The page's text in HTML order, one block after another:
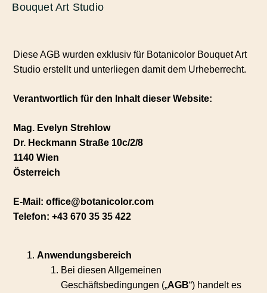
Bouquet Art Studio
Diese AGB wurden exklusiv für Botanicolor Bouquet Art
Studio erstellt und unterliegen damit dem Urheberrecht.
Verantwortlich für den Inhalt dieser Website:
Mag. Evelyn Strehlow
Dr. Heckmann Straße 10c/2/8
1140 Wien
Österreich
E-Mail: office@botanicolor.com
Telefon: +43 670 35 35 422
Anwendungsbereich
Bei diesen Allgemeinen
Geschäftsbedingungen („AGB“) handelt es